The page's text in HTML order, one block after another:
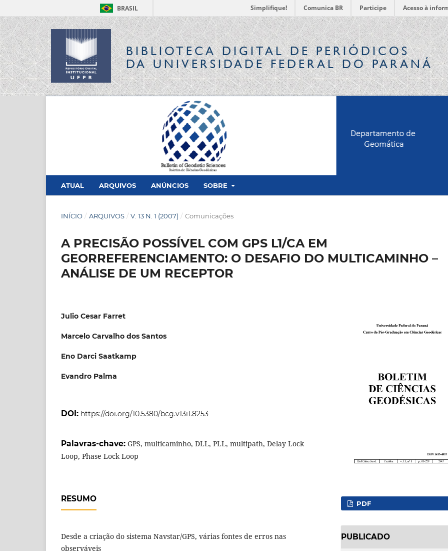
BRASIL Simplifique! Comunica BR Participe Acesso à
BIBLIOTECA DIGITALDE PERIÓDICOS
DA UNIVERSIDADE FEDERAL DO PARANÁ
ATUAL ARQUIVOS ANÚNCIOS SOBRE
INÍCIO / ARQUIVOS / V. 13 N. 1 (2007) / Comunicações
A PRECISÃO POSSÍVEL COM GPS L1/CA EM
GEORREFERENCIAMENTO: O DESAFIO DO MULTICAMINHO –
ANÁLISE DE UM RECEPTOR
Julio Cesar Farret
Marcelo Carvalho dos Santos
Eno Darci Saatkamp
Evandro Palma
DOI: https://doi.org/10.5380/bcg.v13i1.8253
Palavras-chave: GPS, multicaminho, DLL, PLL, multipath, Delay Lock
Loop, Phase Lock Loop
RESUMO
Desde a criação do sistema Navstar/GPS, várias fontes de erros nas
observáveis
PDF
PUBLICADO